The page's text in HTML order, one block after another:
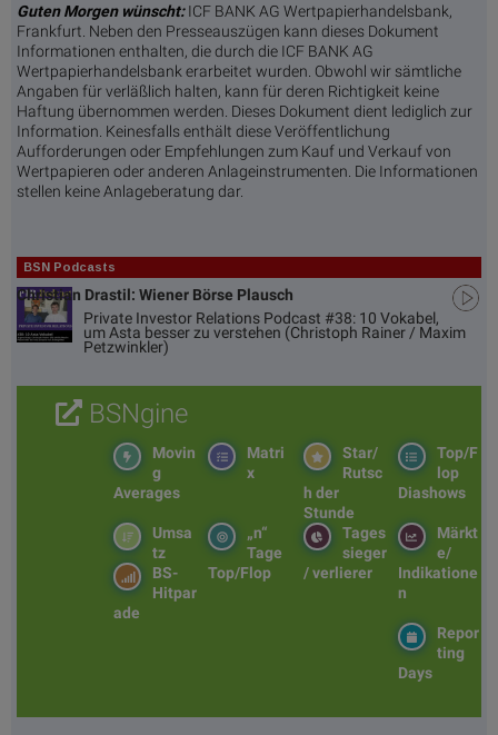
Guten Morgen wünscht: ICF BANK AG Wertpapierhandelsbank,
Frankfurt. Neben den Presseauszügen kann dieses Dokument
Informationen enthalten, die durch die ICF BANK AG
Wertpapierhandelsbank erarbeitet wurden. Obwohl wir sämtliche
Angaben für verläßlich halten, kann für deren Richtigkeit keine
Haftung übernommen werden. Dieses Dokument dient lediglich zur
Information. Keinesfalls enthält diese Veröffentlichung
Aufforderungen oder Empfehlungen zum Kauf und Verkauf von
Wertpapieren oder anderen Anlageinstrumenten. Die Informationen
stellen keine Anlageberatung dar.
BSN Podcasts
Christian Drastil: Wiener Börse Plausch
Private Investor Relations Podcast #38: 10 Vokabel,
um Asta besser zu verstehen (Christoph Rainer / Maxim
Petzwinkler)
BSNgine
Top/F
lop
Diashows
Star/
Rutsc
h der
Stunde
Matri
x
Movin
g
Averages
Märkt
e/
Indikatione
n
Tages
sieger
/ verlierer
„n“
Tage
Top/Flop
Umsa
tz
BS-
Hitpar
ade
Repor
ting
Days